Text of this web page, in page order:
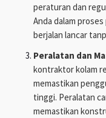
peraturan dan
Anda dalam
berjalan lancar
Peralatan dan
kontraktor kolam
memastikan
tinggi. Peralatan
memastikan